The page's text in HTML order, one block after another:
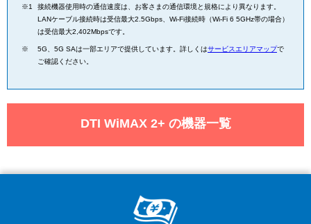
接続機器使用時の通信速度は、お客さまの通信環境と規格により異なります。
LANケーブル接続時は受信最大2.5Gbps、Wi-Fi接続時（Wi-Fi 6 5GHz帯の場合）
は受信最大2,402Mbpsです。
5G、5G SAは一部エリアで提供しています。詳しくはサービスエリアマップで
ご確認ください。
DTI WiMAX 2+ の機器一覧